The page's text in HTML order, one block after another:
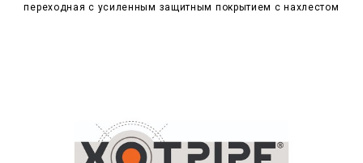
переходная с усиленным защитным покрытием c нахлестом